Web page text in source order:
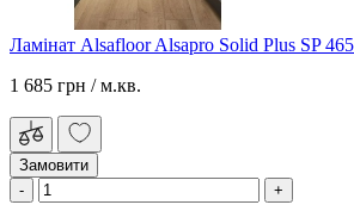
Ламінат Alsafloor Alsapro Solid Plus SP
1 685 грн / м.кв.
Замовити